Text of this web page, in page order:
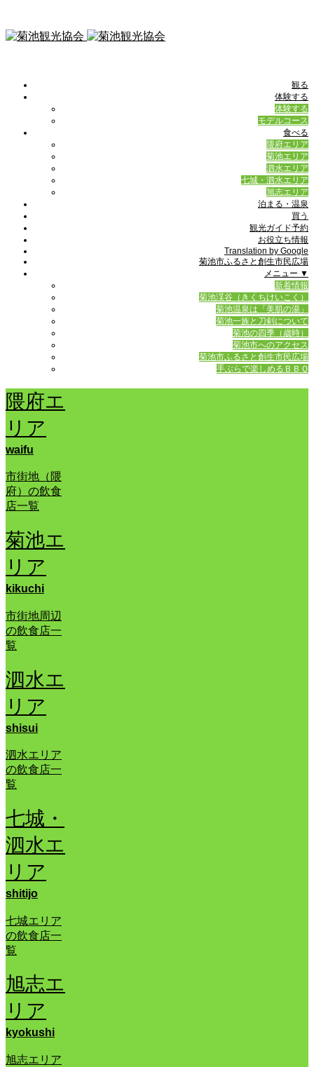
観る
体験する
体験する
モデルコース
食べる
隈府エリア
菊池エリア
泗水エリア
七城・泗水エリア
旭志エリア
泊まる・温泉
買う
観光ガイド予約
お役立ち情報
Translation by Google
菊池市ふるさと創生市民広場
メニュー ▼
新着情報
菊池渓谷（きくちけいこく）
菊池温泉は「美肌の湯」
菊池一族と刀剣について
菊池の四季（歳時）
菊池市へのアクセス
菊池市ふるさと創生市民広場
手ぶらで楽しめるＢＢＱ
隈府エ
リア
waifu
市街地（隈
府）の飲食
店一覧
菊池エ
リア
kikuchi
市街地周辺
の飲食店一
覧
泗水エ
リア
shisui
泗水エリア
の飲食店一
覧
七城・
泗水エ
リア
shitijo
七城エリア
の飲食店一
覧
旭志エ
リア
kyokushi
旭志エリア